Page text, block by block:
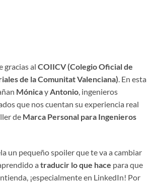
gracias al COIICV (Colegio Oficial de
de la Comunitat Valenciana). En esta
MónicayAntonio, ingenieros
que nos cuentan su experiencia real
de Marca Personal para Ingenieros
un pequeño spoiler que te va a cambiar
a traducir lo que hace para que
¡especialmente en LinkedIn! Por